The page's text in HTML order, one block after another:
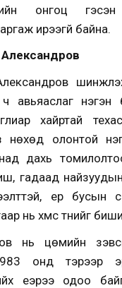
онгоц гэсэн
ирээгүй байна.
авьяаслаг нэгэн
хайртай
нөхөд олонтой
дахь
гадаад
ер бусын
нь хүмүүс түүнийг
нь цөмийн
онд тэрээр
үеэрээ одоо